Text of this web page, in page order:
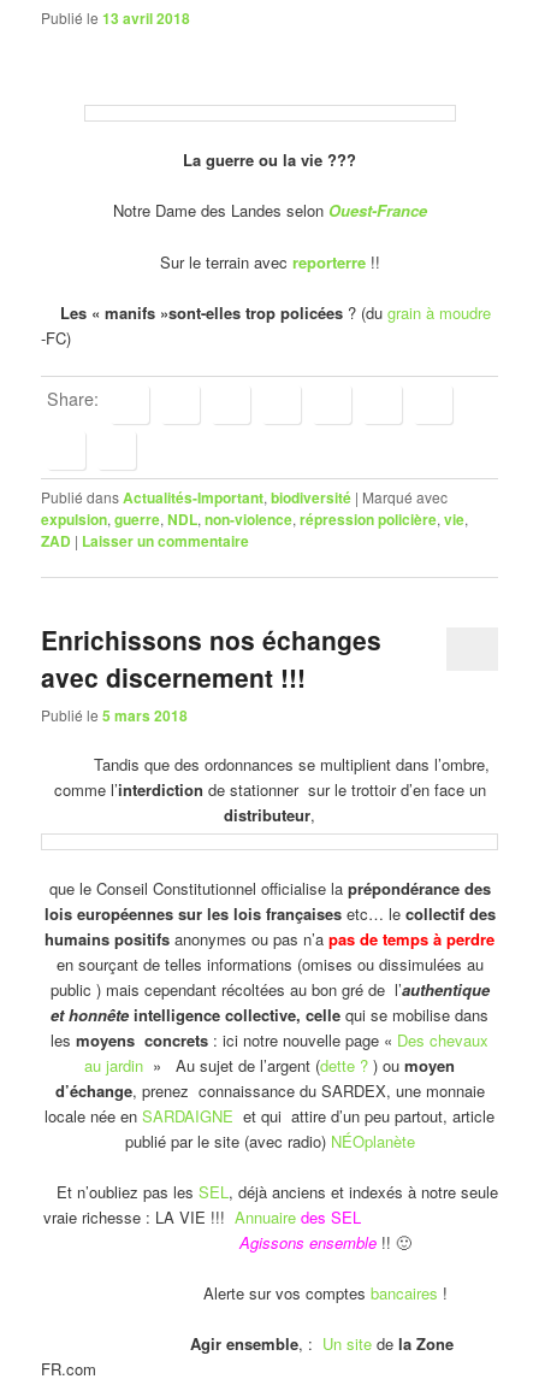
Publié le13 avril 2018
La guerre ou la vie ???
Notre Dame des Landes selon Ouest-France
Sur le terrain avec reporterre!!
Les « manifs »sont-elles trop policées ? (dugrain à moudre
-FC)
Share:
Publié dansActualités-Important,biodiversité | Marqué avec
expulsion,guerre,NDL,non-violence,répression policière,vie,
ZAD | Laisser un commentaire
Enrichissons nos échanges
avec discernement !!!
Publié le5 mars 2018
Tandis que des ordonnances se multiplient dans l’ombre,
comme l’interdiction de stationner sur le trottoir d’en face un
distributeur,
que le Conseil Constitutionnel officialise laprépondérance des
lois européennes sur les lois françaisesetc… lecollectif des
humains positifs anonymes ou pas n’a pas de temps à perdre
en sourçant de telles informations (omises ou dissimulées au
public ) mais cependant récoltées au bon gré de l’authentique
et honnête intelligence collective, celle qui se mobilise dans
les moyens concrets : ici notre nouvelle page « Des chevaux
au jardin » Au sujet de l’argent (dette ? ) ou moyen
d’échange, prenez connaissance du SARDEX, une monnaie
locale née en SARDAIGNE et qui attire d’un peu partout, article
publié par le site (avec radio) NÉOplanète
Et n’oubliez pas les SEL, déjà anciens et indexés à notre seule
vraie richesse : LA VIE !!! Annuaire des SEL
Agissons ensemble!! 🙂
Alerte sur vos comptes bancaires !
Agir ensemble, : Un site de la Zone
FR.com